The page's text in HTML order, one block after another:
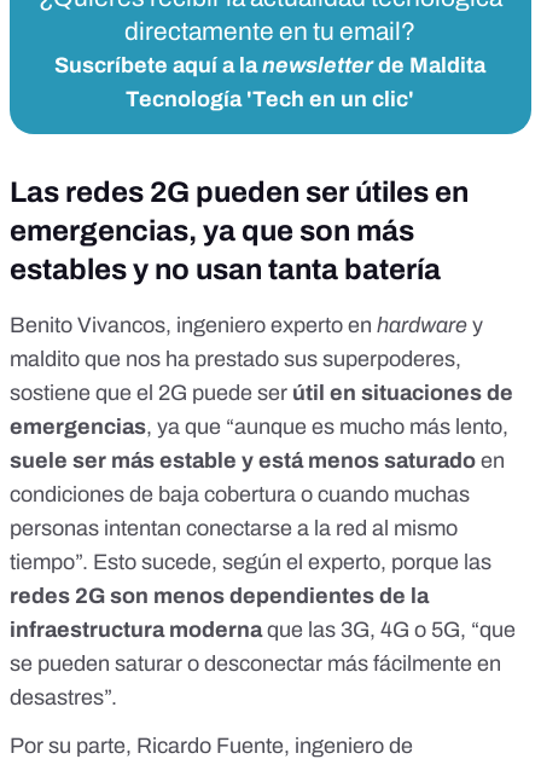
directamente en tu email?
Suscríbete aquí a lanewsletterde Maldita
Tecnología 'Tech en un clic'
Las redes 2G pueden ser útiles en
emergencias, ya que son más
estables y no usan tanta batería
Benito Vivancos, ingeniero experto en hardware y
maldito que nos ha prestado sus superpoderes,
sostiene que el 2G puede ser útil en situaciones de
emergencias, ya que “aunque es mucho más lento,
suele ser más estable y está menos saturado en
condiciones de baja cobertura o cuando muchas
personas intentan conectarse a la red al mismo
tiempo”. Esto sucede, según el experto, porque las
redes 2G son menos dependientes de la
infraestructura modernaque las 3G, 4G o 5G, “que
se pueden saturar o desconectar más fácilmente en
desastres”.
Por su parte, Ricardo Fuente, ingeniero de